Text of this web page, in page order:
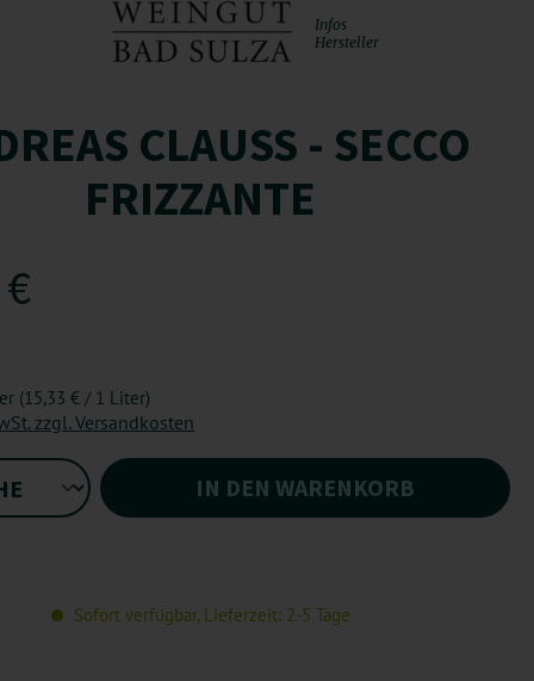
Infos
Hersteller
CLAUSS - SECCO F
RIZZANTE
(15,33 € / 1 Liter)
zzgl. Versandkosten
IN DEN WARENKORB
Sofort verfügbar, Lieferzeit: 2-5 Tage